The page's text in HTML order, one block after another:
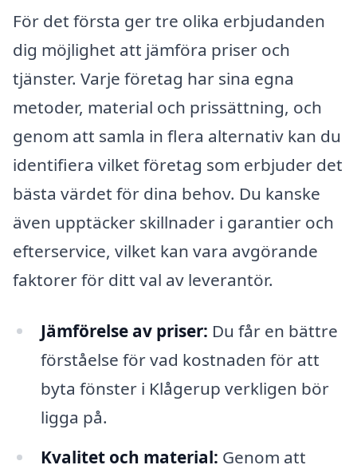
För det första ger tre olika erbjudanden
dig möjlighet att jämföra priser och
tjänster. Varje företag har sina egna
metoder, material och prissättning, och
genom att samla in flera alternativ kan du
identifiera vilket företag som erbjuder det
bästa värdet för dina behov. Du kanske
även upptäcker skillnader i garantier och
efterservice, vilket kan vara avgörande
faktorer för ditt val av leverantör.
Jämförelse av priser: Du får en bättre
förståelse för vad kostnaden för att
byta fönster i Klågerup verkligen bör
ligga på.
Kvalitet och material: Genom att